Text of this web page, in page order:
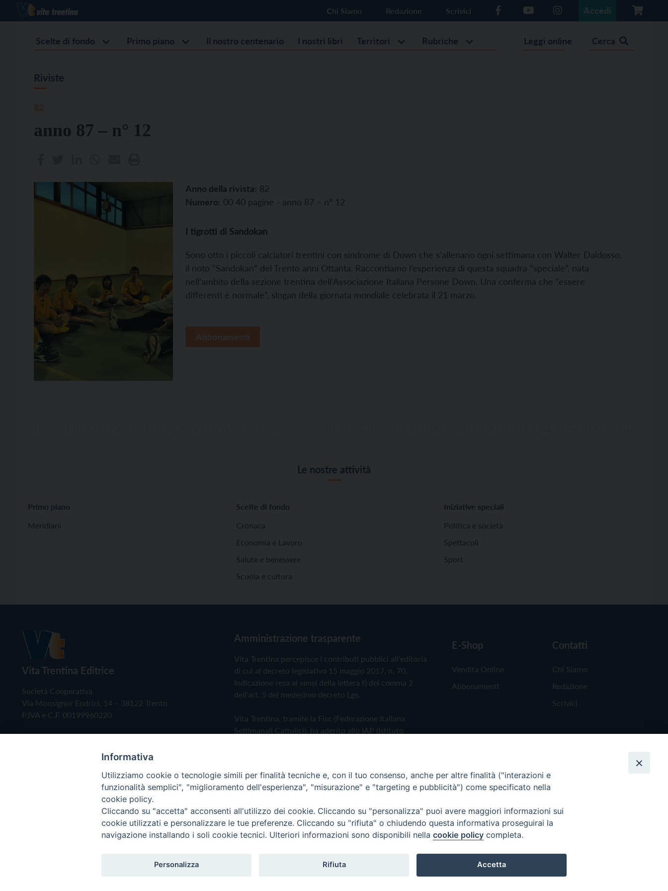
Chi Siamo Redazione Scrivici Accedi
Scelte di fondo Primo piano Il nostro centenario I nostri libri Territori Rubriche Leggi online Cerca
Riviste
anno 87 – n° 12
Anno della rivista: 82
Numero: 00 40 pagine - anno 87 – n° 12
I tigrotti di Sandokan
Sono otto i piccoli calciatori trentini con sindrome di Down che s’allenano ogni settimana con Walter Daldosso,
il noto “Sandokan” del Trento anni Ottanta. Raccontiamo l’esperienza di questa squadra “speciale”, nata
nell’ambito della sezione trentina dell‘Associazione Italiana Persone Down. Una conferma che “essere
differenti è normale”, slogan della giornata mondiale celebrata il 21 marzo.
Le nostre attività
Primo piano
Meridiani
Scelte di fondo
Cronaca
Economia e Lavoro
Salute e benessere
Scuola e cultura
Iniziative speciali
Politica e società
Spettacoli
Sport
Vita Trentina Editrice
Società Cooperativa
Via Monsignor Endrici, 14 – 38122 Trento
P.IVA e C.F. 00199960220
Amministrazione trasparente
Vita Trentina percepisce i contributi pubblici all'editoria
di cui al decreto legislativo 15 maggio 2017, n. 70.
Indicazione resa ai sensi della lettera f) del comma 2
dell'art. 5 del medesimo decreto Lgs.
Vita Trentina, tramite la Fisc (Federazione Italiana
Settimanali Cattolici), ha aderito allo IAP (Istituto
Privacy Policy Cookie Policy
E-Shop
Vendita Online
Abbonamenti
Contatti
Chi Siamo
Redazione
Scrivici
Copyright © 2019 - Tutti i diritti riservati - Vita Trentina Editrice
Informativa
Utilizziamo cookie o tecnologie simili per finalità tecniche e, con il tuo consenso, anche per altre finalità ("interazioni e
funzionalità semplici", "miglioramento dell'esperienza", "misurazione" e "targeting e pubblicità") come specificato nella
cookie policy.
Cliccando su "accetta" acconsenti all'utilizzo dei cookie. Cliccando su "personalizza" puoi avere maggiori informazioni sui
cookie utilizzati e personalizzare le tue preferenze. Cliccando su "rifiuta" o chiudendo questa informativa proseguirai la
navigazione installando i soli cookie tecnici. Ulteriori informazioni sono disponibili nella cookie policy completa.
Personalizza Rifiuta Accetta